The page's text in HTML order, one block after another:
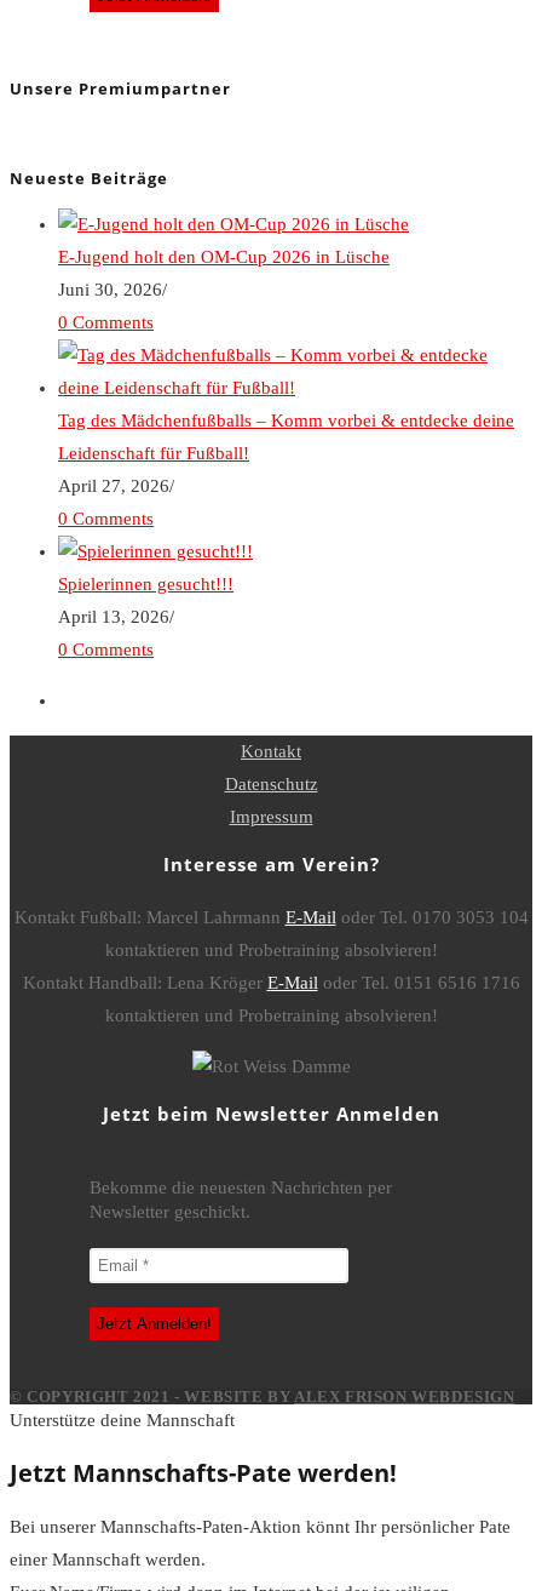
Unsere Premiumpartner
Neueste Beiträge
E-Jugend holt den OM-Cup 2026 in Lüsche
Juni 30, 2026/
0 Comments
Tag des Mädchenfußballs – Komm vorbei & entdecke deine
Leidenschaft für Fußball!
April 27, 2026/
0 Comments
Spielerinnen gesucht!!!
April 13, 2026/
0 Comments
Kontakt
Datenschutz
Impressum
Interesse am Verein?
Kontakt Fußball: Marcel Lahrmann E-Mail oder Tel. 0170 3053 104
kontaktieren und Probetraining absolvieren!
Kontakt Handball: Lena Kröger E-Mail oder Tel. 0151 6516 1716
kontaktieren und Probetraining absolvieren!
Jetzt beim Newsletter Anmelden
Bekomme die neuesten Nachrichten per
Newsletter geschickt.
© COPYRIGHT 2021 - WEBSITE BY ALEX FRISON WEBDESIGN
Unterstütze deine Mannschaft
Jetzt Mannschafts-Pate werden!
Bei unserer Mannschafts-Paten-Aktion könnt Ihr persönlicher Pate
einer Mannschaft werden.